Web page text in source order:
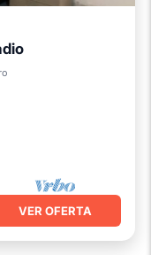
Internet
VER OFERTA